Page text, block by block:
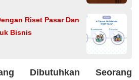
Riset Pasar Dan
Bisnis
Dibutuhkan Seorang